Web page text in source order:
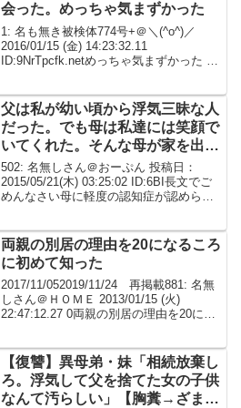
会った。めっちゃ気まずかった
1: 名も無き被検体774号+＠＼(^o^)／
2016/01/15 (金) 14:23:32.11
ID:9NrTpcfk.netめっちゃ気まずかった 2:
父は私が幼い頃から浮気三昧な人
だった。でも母は私達には笑顔で
いてくれた。そんな母が家を出て
行った。
502: 名無しさん＠おーぷん 投稿日：
2015/05/21(木) 03:25:02 ID:6BI長文でご
めんなさい母に軽度の認知症が認められ
短気で母をドナりつけるから...
両親の別居の理由を20になるころ
に初めて知った
2017/11/052019/11/24 再掲載881: 名無
しさん＠ＨＯＭＥ 2013/01/15 (火)
22:47:12.27 0両親の別居の理由を20にな
まれは...
【復讐】異母弟・妹「相続放棄し
ろ。浮気して父を捨てた女の子供
なんて汚らしい」【胸糞→ざま